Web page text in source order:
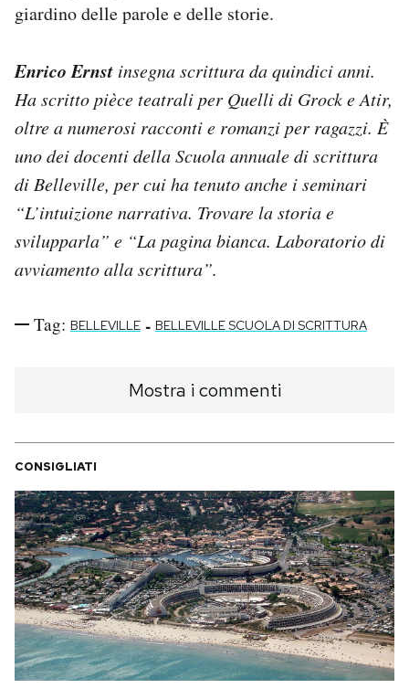
giardino delle parole e delle storie.
Enrico Ernst insegna scrittura da quindici anni.
Ha scritto pièce teatrali per Quelli di Grock e Atir,
oltre a numerosi racconti e romanzi per ragazzi. È
uno dei docenti della Scuola annuale di scrittura
di Belleville, per cui ha tenuto anche i seminari
“L’intuizione narrativa. Trovare la storia e
svilupparla” e “La pagina bianca. Laboratorio di
avviamento alla scrittura”.
Tag: BELLEVILLE - BELLEVILLE SCUOLA DI SCRITTURA
Mostra i commenti
CONSIGLIATI